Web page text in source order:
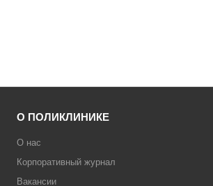
О ПОЛИКЛИНИКЕ
О нас
Корпоративный журнал
Вакансии